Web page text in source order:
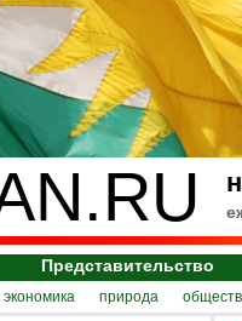
Представительство
экономика природа